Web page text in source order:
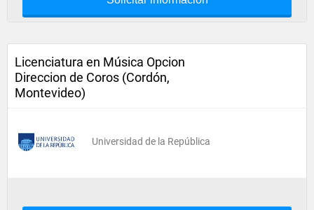
Licenciatura en Música Opcion
Direccion de Coros (Cordón,
Montevideo)
Universidad de la República